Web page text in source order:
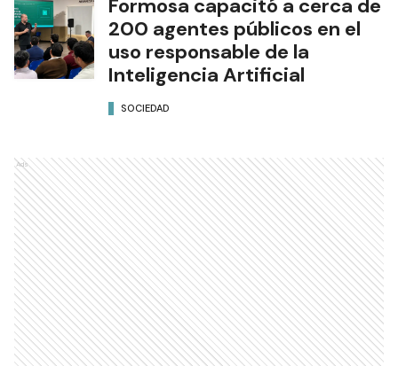
Formosa capacitó a cerca de
200 agentes públicos en el
uso responsable de la
Inteligencia Artificial
SOCIEDAD
Ads